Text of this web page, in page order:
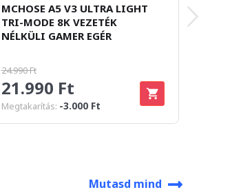
MCHOSE A5 V3 ULTRA LIGHT
TRI-MODE 8K VEZETÉK
NÉLKÜLI GAMER EGÉR
24.990 Ft
21.990 Ft
Megtakarítás: -3.000 Ft
Mutasd mind